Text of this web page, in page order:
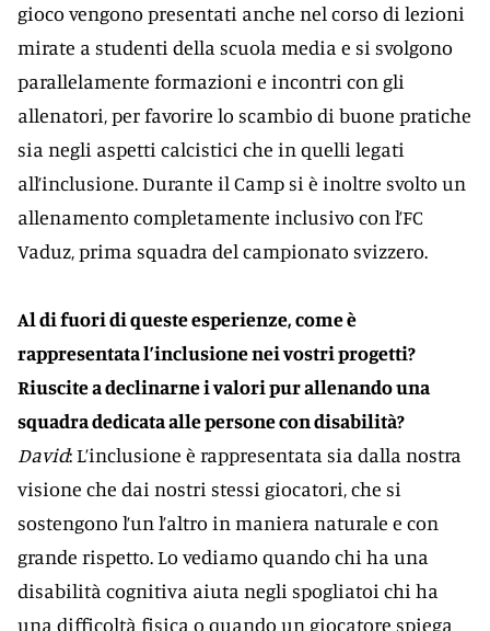
gioco vengono presentati anche nel corso di lezioni
mirate a studenti della scuola media e si svolgono
parallelamente formazioni e incontri con gli
allenatori, per favorire lo scambio di buone pratiche
sia negli aspetti calcistici che in quelli legati
all’inclusione. Durante il Camp si è inoltre svolto un
allenamento completamente inclusivo con l’FC
Vaduz, prima squadra del campionato svizzero.
Al di fuori di queste esperienze, come è
rappresentata l’inclusione nei vostri progetti?
Riuscite a declinarne i valori pur allenando una
squadra dedicata alle persone con disabilità?
David: L’inclusione è rappresentata sia dalla nostra
visione che dai nostri stessi giocatori, che si
sostengono l’un l’altro in maniera naturale e con
grande rispetto. Lo vediamo quando chi ha una
disabilità cognitiva aiuta negli spogliatoi chi ha
una difficoltà fisica o quando un giocatore spiega